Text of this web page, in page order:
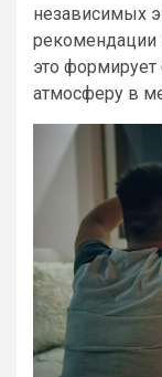
независимых
рекомендации
это
атмосферу в